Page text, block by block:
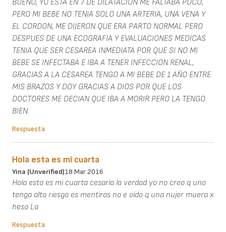
BUENO, YO ESTA EN 7 DE DILATACION ME FALTABA POCO,
PERO MI BEBE NO TENIA SOLO UNA ARTERIA, UNA VENA Y
EL CORDON, ME DIJERON QUE ERA PARTO NORMAL PERO
DESPUES DE UNA ECOGRAFIA Y EVALUACIONES MEDICAS
TENIA QUE SER CESAREA INMEDIATA POR QUE SI NO MI
BEBE SE INFECTABA E IBA A TENER INFECCION RENAL,
GRACIAS A LA CESAREA TENGO A MI BEBE DE 1 AÑO ENTRE
MIS BRAZOS Y DOY GRACIAS A DIOS POR QUE LOS
DOCTORES ME DECIAN QUE IBA A MORIR PERO LA TENGO
BIEN.
Respuesta
Hola esta es mi cuarta
Yina (unverified)18 Mar 2016
Hola esta es mi cuarta cesaría la verdad yo no creo q uno
tenga alto riesgo es mentiras no e oído q una nujer muera x
heso La
Respuesta